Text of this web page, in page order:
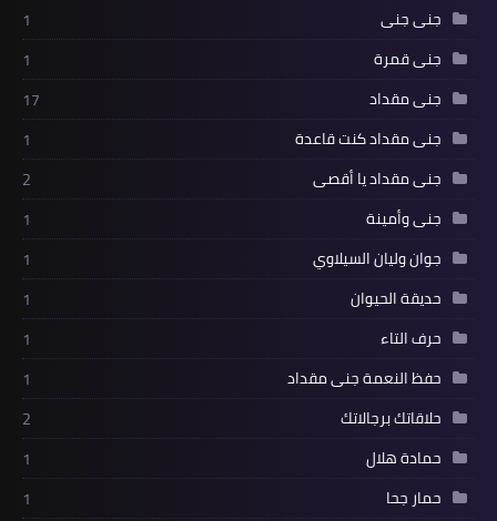
جنى جنى
1
جنى قمرة
1
جنى مقداد
17
جنى مقداد كنت قاعدة
1
جنى مقداد يا أقصى
2
جنى وأمينة
1
جوان وليان السيلاوي
1
حديقة الحيوان
1
حرف التاء
1
حفظ النعمة جنى مقداد
1
حلاقاتك برجالاتك
2
حمادة هلال
1
حمار جحا
1